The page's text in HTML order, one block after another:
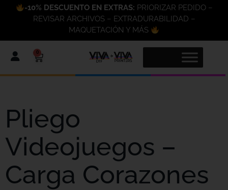
-10% DESCUENTO EN EXTRAS: PRIORIZAR PEDIDO –
REVISAR ARCHIVOS – EXTRADURABILIDAD –
MAQUETACIÓN Y MÁS
0
Pliego
Videojuegos –
Carga Corazones